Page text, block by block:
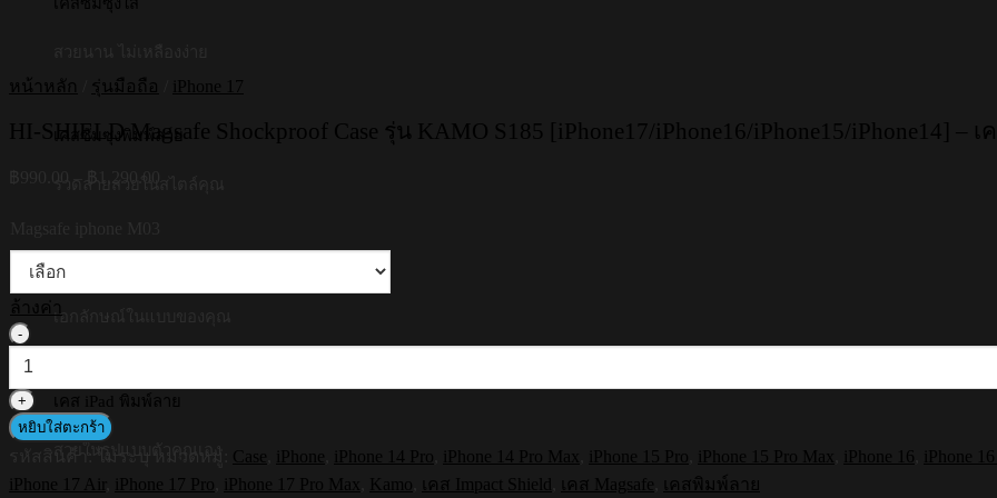
เคสซัมซุงพิมพ์ลาย
เคสซัมซุงพิมพ์ชื่อ
เอกลักษณ์ในแบบของคุณ
เคส iPad พิมพ์ลาย
หน้าหลัก รุ่นมือถือ iPhone 17
HI-SHIELD Magsafe Shockproof Case รุ่น KAMO S185 [iPhone17/iPhone16/iPhone15/iPhone14] –
ล้างค่า
SHIELD
Magsafe
Shockproof
Case
KAMO
หยิบใส่ตะกร้า
Case iPhone iPhone 14 Pro iPhone 14 Pro Max iPhone 15 Pro iPhone 15 Pro Max iPhone 16 iPhone
iPhone 17 Air
iPhone 17 Pro iPhone 17 Pro Max Kamo เคส Impact Shield เคส Magsafe
เคสพิมพ์ลาย